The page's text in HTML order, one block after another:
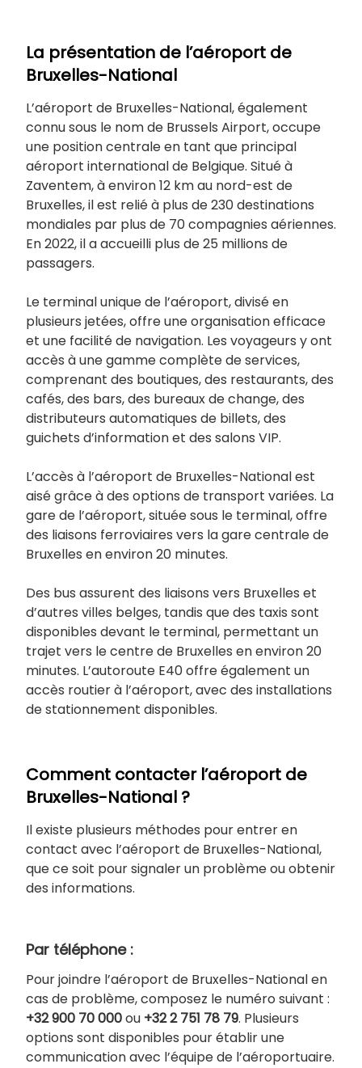
La présentation de l’aéroport de
Bruxelles-National
L’aéroport de Bruxelles-National, également
connu sous le nom de Brussels Airport, occupe
une position centrale en tant que principal
aéroport international de Belgique. Situé à
Zaventem, à environ 12 km au nord-est de
Bruxelles, il est relié à plus de 230 destinations
mondiales par plus de 70 compagnies aériennes.
En 2022, il a accueilli plus de 25 millions de
passagers.
Le terminal unique de l’aéroport, divisé en
plusieurs jetées, offre une organisation efficace
et une facilité de navigation. Les voyageurs y ont
accès à une gamme complète de services,
comprenant des boutiques, des restaurants, des
cafés, des bars, des bureaux de change, des
distributeurs automatiques de billets, des
guichets d’information et des salons VIP.
L’accès à l’aéroport de Bruxelles-National est
aisé grâce à des options de transport variées. La
gare de l’aéroport, située sous le terminal, offre
des liaisons ferroviaires vers la gare centrale de
Bruxelles en environ 20 minutes.
Des bus assurent des liaisons vers Bruxelles et
d’autres villes belges, tandis que des taxis sont
disponibles devant le terminal, permettant un
trajet vers le centre de Bruxelles en environ 20
minutes. L’autoroute E40 offre également un
accès routier à l’aéroport, avec des installations
de stationnement disponibles.
Comment contacter l’aéroport de
Bruxelles-National ?
Il existe plusieurs méthodes pour entrer en
contact avec l’aéroport de Bruxelles-National,
que ce soit pour signaler un problème ou obtenir
des informations.
Par téléphone :
Pour joindre l’aéroport de Bruxelles-National en
cas de problème, composez le numéro suivant :
+32 900 70 000ou +32 2 751 78 79. Plusieurs
options sont disponibles pour établir une
communication avec l’équipe de l’aéroportuaire.